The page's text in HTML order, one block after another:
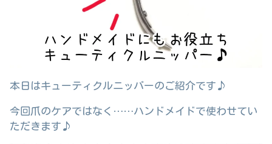
本日はキューティクルニッパーのご紹介です♪
今回爪のケアではなく……ハンドメイドで使わせてい
ただきます♪